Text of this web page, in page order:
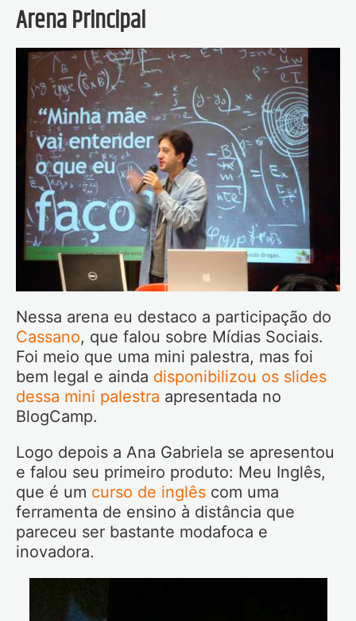
Arena Principal
Nessa arena eu destaco a participação do
Cassano, que falou sobre Mídias Sociais.
Foi meio que uma mini palestra, mas foi
bem legal e ainda disponibilizou os slides
dessa mini palestra apresentada no
BlogCamp.
Logo depois a Ana Gabriela se apresentou
e falou seu primeiro produto: Meu Inglês,
que é um curso de inglês com uma
ferramenta de ensino à distância que
pareceu ser bastante modafoca e
inovadora.